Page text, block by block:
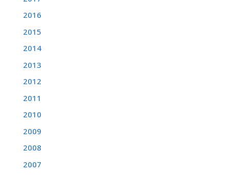
2016
2015
2014
2013
2012
2011
2010
2009
2008
2007